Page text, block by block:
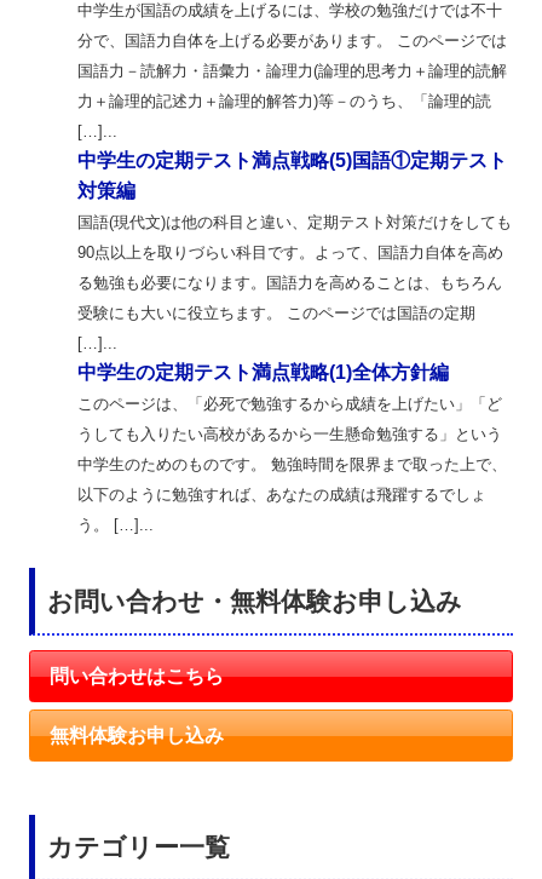
中学生が国語の成績を上げるには、学校の勉強だけでは不十
分で、国語力自体を上げる必要があります。 このページでは
国語力－読解力・語彙力・論理力(論理的思考力＋論理的読解
力＋論理的記述力＋論理的解答力)等－のうち、「論理的読
[…]...
中学生の定期テスト満点戦略(5)国語①定期テスト
対策編
国語(現代文)は他の科目と違い、定期テスト対策だけをしても
90点以上を取りづらい科目です。よって、国語力自体を高め
る勉強も必要になります。国語力を高めることは、もちろん
受験にも大いに役立ちます。 このページでは国語の定期
[…]...
中学生の定期テスト満点戦略(1)全体方針編
このページは、「必死で勉強するから成績を上げたい」「ど
うしても入りたい高校があるから一生懸命勉強する」という
中学生のためのものです。 勉強時間を限界まで取った上で、
以下のように勉強すれば、あなたの成績は飛躍するでしょ
う。 […]...
お問い合わせ・無料体験お申し込み
問い合わせはこちら
無料体験お申し込み
カテゴリー一覧